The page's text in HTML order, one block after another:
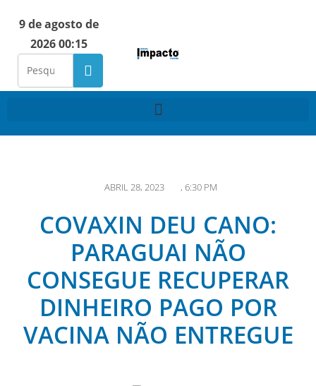
9 de agosto de
2026 00:15
ABRIL 28, 2023 , 6:30 PM
COVAXIN DEU CANO:
PARAGUAI NÃO
CONSEGUE RECUPERAR
DINHEIRO PAGO POR
VACINA NÃO ENTREGUE